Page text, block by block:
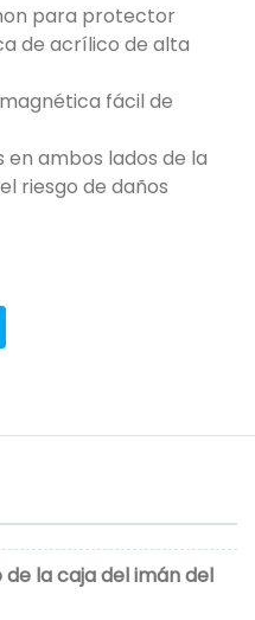
para protector
de acrílico de alta
fácil de
ambos lados de la
riesgo de daños
la caja del imán del